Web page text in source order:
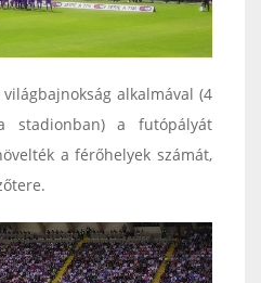
alkalmával (4
stadionban) a futópályát
a férőhelyek számát,